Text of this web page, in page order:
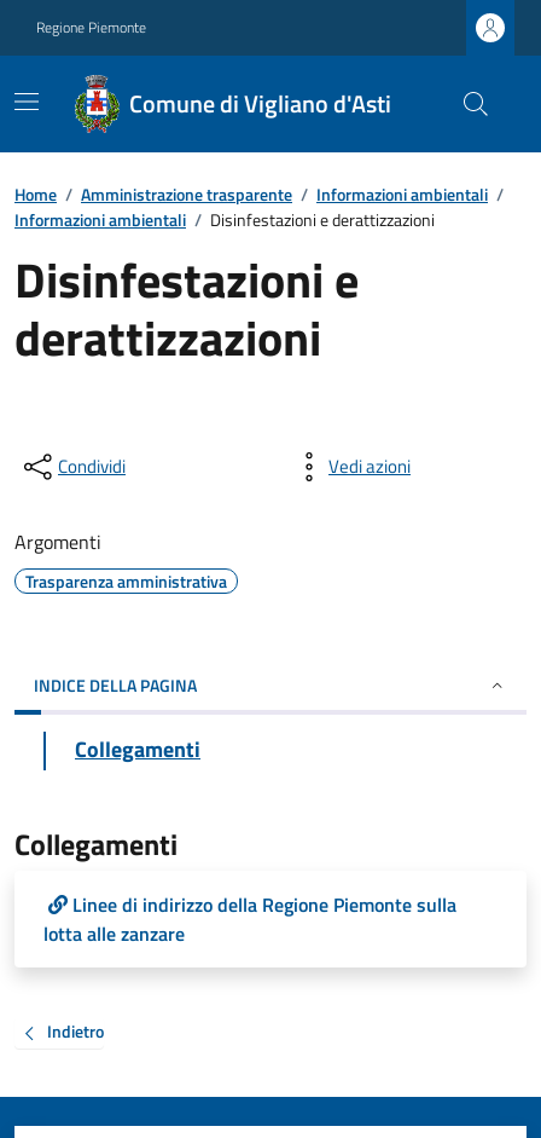
Regione Piemonte
Comune di Vigliano d'Asti
Home / Amministrazione trasparente / Informazioni ambientali /
Informazioni ambientali / Disinfestazioni e derattizzazioni
Disinfestazioni e
derattizzazioni
Condividi Vedi azioni
Argomenti
Trasparenza amministrativa
INDICE DELLA PAGINA
Collegamenti
Collegamenti
Linee di indirizzo della Regione Piemonte sulla
lotta alle zanzare
Indietro